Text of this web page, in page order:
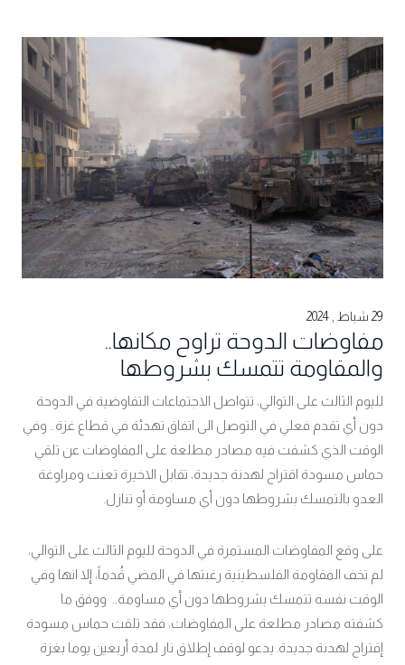
29 شباط , 2024
مفاوضات الدوحة تراوح مكانها..
والمقاومة تتمسك بشروطها
لليوم الثالث على التوالي، تتواصل الاجتماعات التفاوضية في الدوحة
دون أي تقدم فعلي في التوصل الى اتفاق تهدئة في قطاع غزة.. وفي
الوقت الذي كشفت فيه مصادر مطلعة على المفاوضات عن تلقي
حماس مسودة اقتراح لهدنة جديدة، تقابل الاخيرة تعنت ومراوغة
العدو بالتمسك بشروطها دون أي مساومة أو تنازل.
على وقع المفاوضات المستمرة في الدوحة لليوم الثالث على التوالي،
لم تخف المقاومة الفلسطينية رغبتها في المضي قُدماً، إلا انها وفي
الوقت نفسه تتمسك بشروطها دون أي مساومة.. ووفق ما
كشفته مصادر مطلعة على المفاوضات، فقد تلقت حماس مسودة
إقتراح لهدنة جديدة يدعو لوقف إطلاق نار لمدة أربعين يوما بغزة